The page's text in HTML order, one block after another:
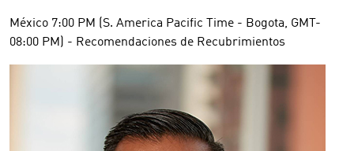
México 7:00 PM (S. America Pacific Time - Bogota, GMT-
08:00 PM) - Recomendaciones de Recubrimientos